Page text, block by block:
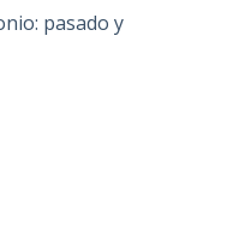
pasado y